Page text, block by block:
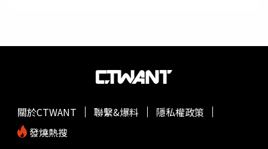
關於CTWANT 聯繫&爆料
隱私權政策
發燒熱搜